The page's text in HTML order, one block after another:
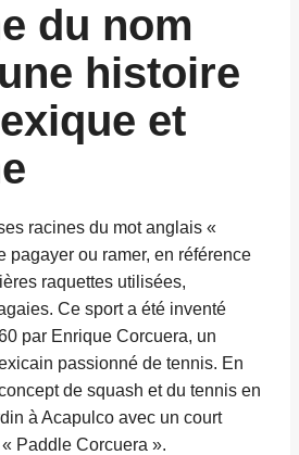
du nom
histoire
et
racines du mot anglais «
pagayer ou ramer, en référence
raquettes utilisées,
Ce sport a été inventé
par Enrique Corcuera, un
passionné de tennis. En
de squash et du tennis en
à Acapulco avec un court
Paddle Corcuera ».